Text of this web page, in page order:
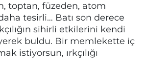
toptan, füzeden, atom
tesirli… Batı son derece
sihirli etkilerini kendi
buldu. Bir memlekette iç
istiyorsun, ırkçılığı